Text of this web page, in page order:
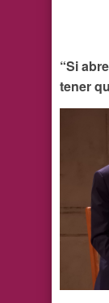
“Si
tener